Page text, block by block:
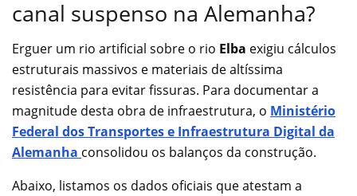
canal suspenso na Alemanha?
Erguer um rio artificial sobre o rio Elba exigiu cálculos
estruturais massivos e materiais de altíssima
resistência para evitar fissuras. Para documentar a
magnitude desta obra de infraestrutura, o Ministério
Federal dos Transportes e Infraestrutura Digital da
Alemanha consolidou os balanços da construção.
Abaixo, listamos os dados oficiais que atestam a